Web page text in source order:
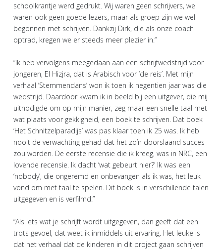
schoolkrantje werd gedrukt. Wij waren geen schrijvers, we
waren ook geen goede lezers, maar als groep zijn we wel
begonnen met schrijven. Dankzij Dirk, die als onze coach
optrad, kregen we er steeds meer plezier in.“
“Ik heb vervolgens meegedaan aan een schrijfwedstrijd voor
jongeren, El Hizjra, dat is Arabisch voor ‘de reis’. Met mijn
verhaal ‘Stemmendans’ won ik toen ik negentien jaar was die
wedstrijd. Daardoor kwam ik in beeld bij een uitgever, die mij
uitnodigde om op mijn manier, zeg maar een snelle taal met
wat plaats voor gekkigheid, een boek te schrijven. Dat boek
‘Het Schnitzelparadijs’ was pas klaar toen ik 25 was. Ik heb
nooit de verwachting gehad dat het zo’n doorslaand succes
zou worden. De eerste recensie die ik kreeg, was in NRC, een
lovende recensie. Ik dacht ‘wat gebeurt hier?’ Ik was een
‘nobody’, die ongeremd en onbevangen als ik was, het leuk
vond om met taal te spelen. Dit boek is in verschillende talen
uitgegeven en is verfilmd.”
“Als iets wat je schrijft wordt uitgegeven, dan geeft dat een
trots gevoel, dat weet ik inmiddels uit ervaring. Het leuke is
dat het verhaal dat de kinderen in dit project gaan schrijven